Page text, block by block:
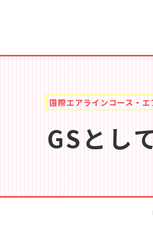
国際エアラインコース・
GSとし